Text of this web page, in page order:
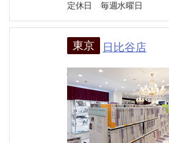
定休日 毎週水曜日
東京 日比谷店